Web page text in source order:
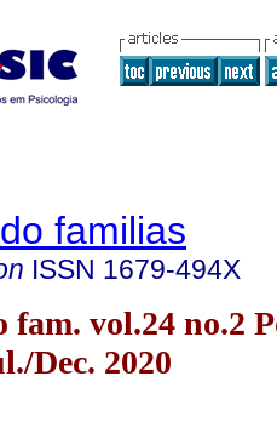
familias
ISSN 1679-494X
fam. vol.24 no.2
Dec. 2020